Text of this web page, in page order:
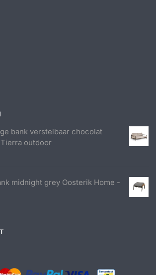
bank verstelbaar chocolat
outdoor
midnight grey Oosterik Home -